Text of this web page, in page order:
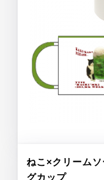
ねこ×クリーム
グカップ